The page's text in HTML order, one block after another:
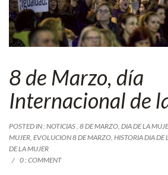
8 de Marzo, día
Internacional de
POSTED IN :NOTICIAS 8 DE MARZO DIA DE LA
MUJER EVOLUCION 8 DE MARZO HISTORIA DIA DE
DE LA MUJER
0 : COMMENT